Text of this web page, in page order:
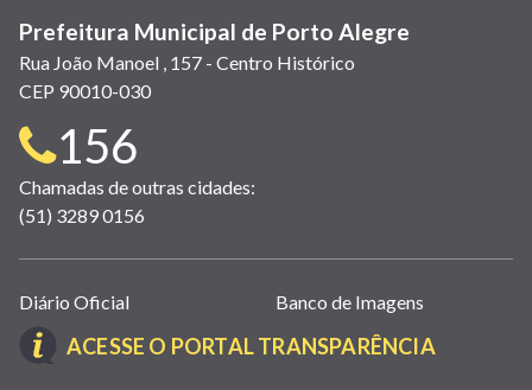
Prefeitura Municipal de Porto Alegre
Rua João Manoel , 157 - Centro Histórico
CEP 90010-030
Telefone
para
contato:
156
Chamadas de outras cidades:
(51) 3289 0156
Links
úteis
(abrem
Diário Oficial Banco de Imagens
ACESSE O PORTAL TRANSPARÊNCIA(LINK